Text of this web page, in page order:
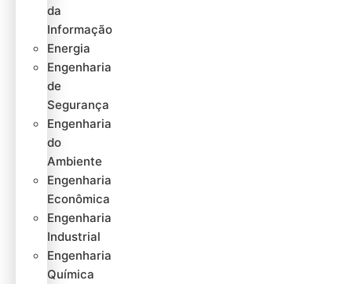
da
Informação
Energia
Engenharia
de
Segurança
Engenharia
do
Ambiente
Engenharia
Econômica
Engenharia
Industrial
Engenharia
Química